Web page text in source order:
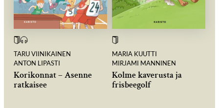
TARU VIINIKAINEN
ANTON LIPASTI
Korikonnat – Asenne
ratkaisee
MARIA KUUTTI
MIRJAMI MANNINEN
Kolme kaverusta ja
frisbeegolf